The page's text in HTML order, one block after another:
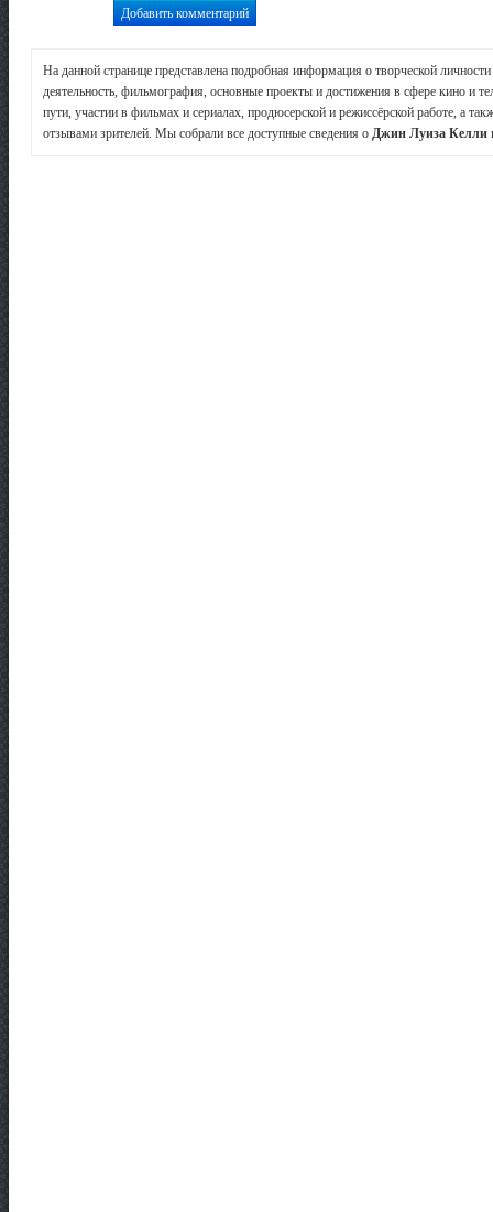
На данной странице представлена подробная информация о творческой личности
деятельность, фильмография, основные проекты и достижения в сфере кино и
пути, участии в фильмах и сериалах, продюсерской и режиссёрской работе, а
отзывами зрителей. Мы собрали все доступные сведения о Джин Луиза Келли